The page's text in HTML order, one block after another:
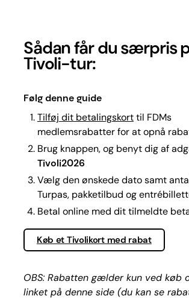
Sådan får du særpris
Tivoli-tur:
Følg denne guide
Tilføj dit betalingskorttil FDMs
medlemsrabatter for at opnå
Brug knappen, og benyt dig af
Tivoli2026
Vælg den ønskede dato samt
Turpas, pakketilbud og
Betal online med dit tilmeldte
Køb et Tivolikort med rabat
OBS: Rabatten gælder kun ved køb
linket på denne side (du kan se